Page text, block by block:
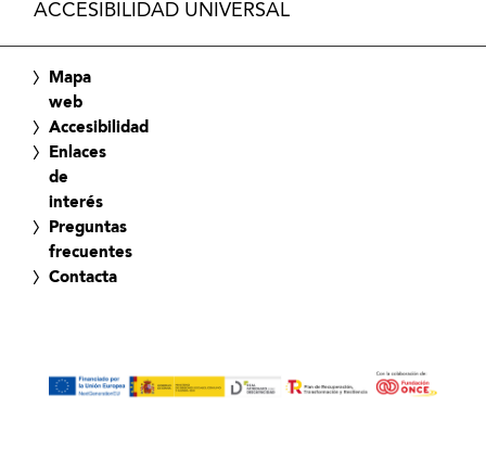
ACCESIBILIDAD UNIVERSAL
Mapa
web
Accesibilidad
Enlaces
de
interés
Preguntas
frecuentes
Contacta